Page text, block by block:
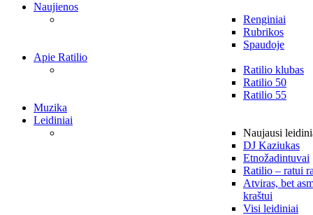
Naujienos
Renginiai
Rubrikos
Spaudoje
Apie Ratilio
Ratilio klubas
Ratilio 50
Ratilio 55
Muzika
Leidiniai
Naujausi
DJ Kaziukas
Etnožadintuvai
Ratilio – ratui
Atviras, bet
kraštui
Visi leidiniai